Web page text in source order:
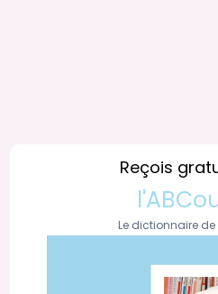
Reçois
Le dictionnaire